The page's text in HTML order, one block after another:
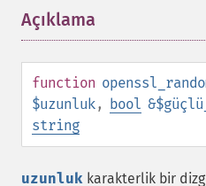
Açıklama
function
$uzunluk, bool
string
uzunluk karakterlik bir